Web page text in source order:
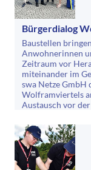
Bürgerdialog
Baustellen
Anwohnerinnen
Zeitraum vor
miteinander im
swa Netze GmbH
Wolframviertels
Austausch vor